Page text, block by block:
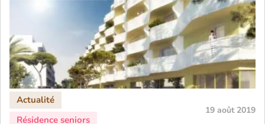
19 août 2019